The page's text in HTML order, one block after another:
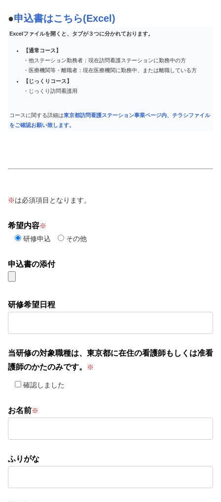
●申込書はこちら(Excel)
Excelファイルを開くと、タブが３つに分かれております。
【通常コース】
・他ステーション勤務者：現在訪問看護ステーションに勤務中の方
・医療機関等・離職者：現在医療機関に勤務中、または離職している方
【じっくりコース】
・じっくり訪問看護用
コースに関する詳細は東京都訪問看護ステーション事業ページ内、チラシファイル
をご確認お願い致します。
※は必須項目となります。
希望内容※
研修申込
その他
申込書の添付
研修希望日程
当研修の対象職種は、東京都に在住の看護師もしくは准看
護師のかたのみです。
※
確認しました
お名前※
ふりがな